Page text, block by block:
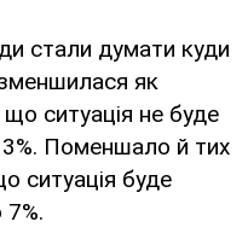
стали думати куди
як
що ситуація не буде
Поменшало й тих
ситуація буде